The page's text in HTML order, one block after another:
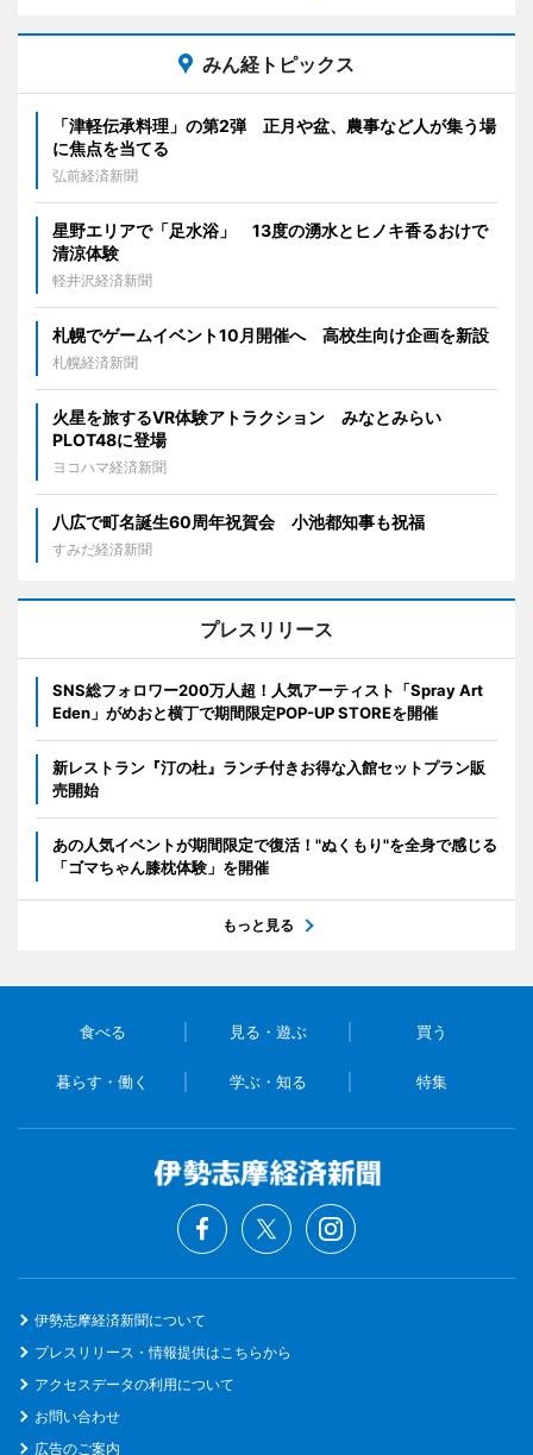
みん経トピックス
「津軽伝承料理」の第2弾 正月や盆、農事など人が集う場
に焦点を当てる
弘前経済新聞
星野エリアで「足水浴」 13度の湧水とヒノキ香るおけで
清涼体験
軽井沢経済新聞
札幌でゲームイベント10月開催へ 高校生向け企画を新設
札幌経済新聞
火星を旅するVR体験アトラクション みなとみらい
PLOT48に登場
ヨコハマ経済新聞
八広で町名誕生60周年祝賀会 小池都知事も祝福
すみだ経済新聞
プレスリリース
SNS総フォロワー200万人超！人気アーティスト「Spray Art
Eden」がめおと横丁で期間限定POP-UP STOREを開催
新レストラン『汀の杜』ランチ付きお得な入館セットプラン販
売開始
あの人気イベントが期間限定で復活！"ぬくもり"を全身で感じる
「ゴマちゃん膝枕体験」を開催
もっと見る
食べる 見る・遊ぶ 買う
暮らす・働く 学ぶ・知る 特集
伊勢志摩経済新聞について
プレスリリース・情報提供はこちらから
アクセスデータの利用について
お問い合わせ
広告のご案内